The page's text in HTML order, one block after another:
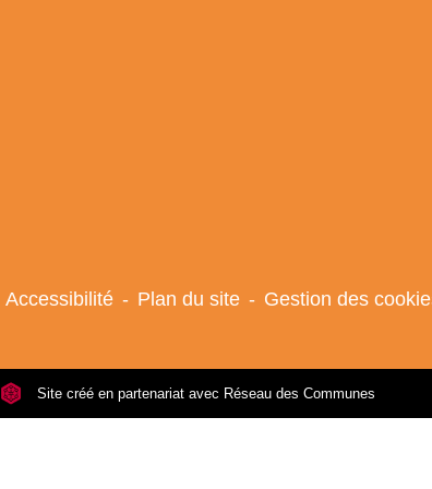
Accessibilité - Plan du site - Gestion des
Site créé en partenariat avec Réseau des Communes